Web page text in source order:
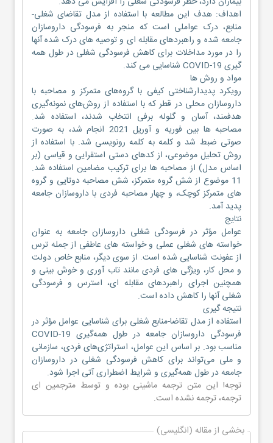
اهداف: هدف این مطالعه با استفاده از مدل تقاضای شغلی-
منابع، درک عواملی است که منجر به فرسودگی داروسازان
جامعه شده و راهبردهای مقابله ای و توصیه های درک شده آنها
را در مورد مداخلات برای کاهش فرسودگی شغلی در طول همه
گیری COVID-19 شناسایی می کند.
مواد و روش ها
رویکرد پدیدارشناختی کیفی با گروه‌های متمرکز و مصاحبه با
داروسازان محلی در قطر که با استفاده از روش‌های نمونه‌گیری
هدفمند، آسان و گلوله برفی انتخاب شدند، استفاده شد.
مصاحبه ها بین فوریه و آوریل 2021 انجام شد، به صورت
صوتی ضبط شد و کلمه به کلمه رونویسی شد. با استفاده از
روش تحلیل موضوعی، از کدهای دستی استقرایی و قیاسی (بر
اساس مدل) از مصاحبه ها برای ترکیب مضامین استفاده شد.
11 موضوع از شش گروه متمرکز، شش مصاحبه دوتایی و گروه
های متمرکز کوچک، و چهار مصاحبه فردی با داروسازان جامعه
پدید آمد.
نتایج
عوامل مؤثر در فرسودگی شغلی داروسازان جامعه به عنوان
خواسته های شغلی عملی و خواسته های عاطفی از جمله ترس
از عفونت شناسایی شده است. از سوی دیگر، منابع خاص دولت
و محل کار، ویژگی های فردی مانند تاب آوری و خوش بینی و
همچنین اجرای راهبردهای مقابله ای، استرس و فرسودگی
شغلی آنها را کاهش داده است.
نتیجه گیری
استفاده از مدل تقاضا-منابع شغلی برای شناسایی عوامل مؤثر در
فرسودگی داروسازان جامعه در طول همه‌گیری COVID-19
مناسب بود. بر اساس این عوامل، استراتژی‌های فردی، سازمانی
و ملی می‌تواند برای کاهش فرسودگی شغلی در داروسازان
جامعه در طول همه‌گیری و شرایط اضطراری آتی اجرا شود.
توجه! این متن ترجمه ماشینی بوده و توسط مترجمین ای
ترجمه، ترجمه نشده است.
بخشی از مقاله (انگلیسی)